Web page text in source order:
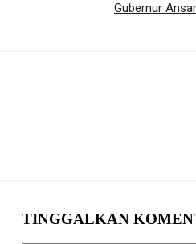
Gubernur
TINGGALKAN